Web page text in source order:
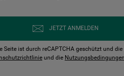
herunterladen
JETZT ANMELDEN
Seite ist durch reCAPTCHA geschützt und die
und die Nutzungsbedingungen